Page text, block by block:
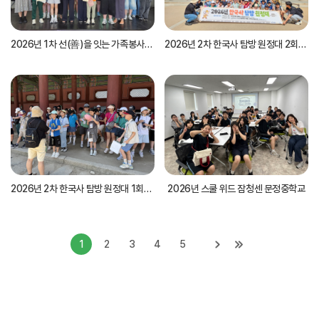
2026년 1차 선(善)을 잇는 가족봉사활동 2026년 2차 한국사 탐방 원정대 2회기 운영
2026년 2차 한국사 탐방 원정대 1회기 운영 2026년 스쿨 위드 잠청센 문정중학교
1 2 3 4 5